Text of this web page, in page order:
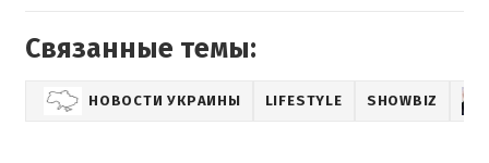
Связанные темы:
НОВОСТИ УКРАИНЫ LIFESTYLE SHOWBIZ